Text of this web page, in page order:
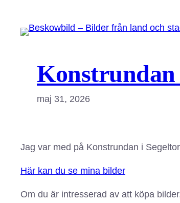
Konstrundan
maj 31, 2026
Jag var med på Konstrundan i
Här kan du se mina bilder
Om du är intresserad av att köpa